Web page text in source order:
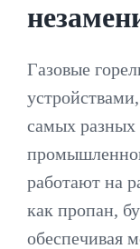
Газовые
самых разных
работают на
как пропан,
обеспечивая